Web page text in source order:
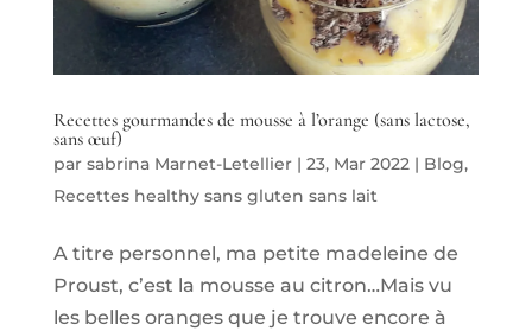
Recettes gourmandes de mousse à l’orange (sans lactose,
sans œuf)
par sabrina Marnet-Letellier| 23, Mar 2022| Blog,
Recettes healthy sans gluten sans lait
A titre personnel, ma petite madeleine de
Proust, c’est la mousse au citron…Mais vu
les belles oranges que je trouve encore à